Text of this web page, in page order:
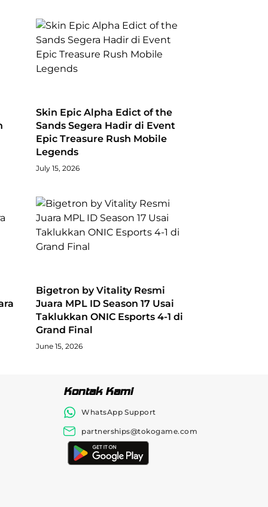
Skin Epic Alpha Edict of the
Sands Segera Hadir di Event
Epic Treasure Rush Mobile
Legends
July 15, 2026
Bigetron by Vitality Resmi
Juara MPL ID Season 17 Usai
Taklukkan ONIC Esports 4-1 di
Grand Final
June 15, 2026
Kontak Kami
WhatsApp Support
partnerships@tokogame.com